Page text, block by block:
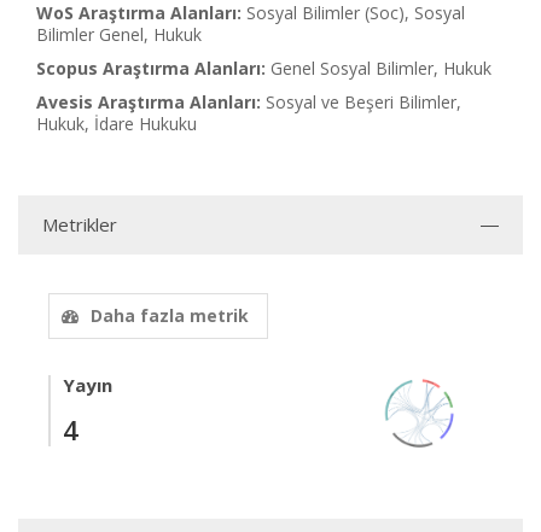
WoS Araştırma Alanları: Sosyal Bilimler (Soc), Sosyal
Bilimler Genel, Hukuk
Scopus Araştırma Alanları: Genel Sosyal Bilimler, Hukuk
Avesis Araştırma Alanları: Sosyal ve Beşeri Bilimler,
Hukuk, İdare Hukuku
Metrikler
Daha fazla metrik
Yayın
4